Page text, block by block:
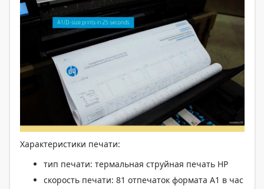
Характеристики печати:
тип печати: термальная струйная печать HP
скорость печати: 81 отпечаток формата A1 в час